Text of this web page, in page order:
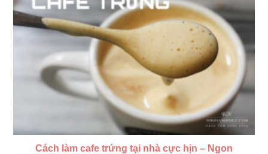
Cách làm cafe trứng tại nhà cực hịn – Ngon